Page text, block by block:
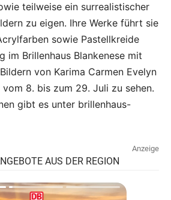
teilweise ein surrealistischer
zu eigen. Ihre Werke führt sie
sowie Pastellkreide
im Brillenhaus Blankenese mit
von Karima Carmen Evelyn
8. bis zum 29. Juli zu sehen.
gibt es unter brillenhaus-